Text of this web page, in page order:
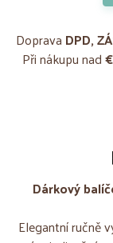
Doprava DPD,
Při nákupu nad
Dárkový
Elegantní ručně